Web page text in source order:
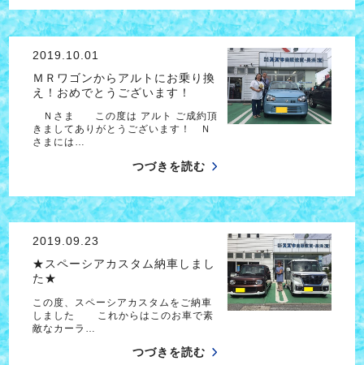
2019.10.01
ＭＲワゴンからアルトにお乗り換
え！おめでとうございます！
Ｎさま この度は アルト ご成約頂
きましてありがとうございます！ Ｎ
さまには…
つづきを読む
2019.09.23
★スペーシアカスタム納車しまし
た★
この度、スペーシアカスタムをご納車
しました これからはこのお車で素
敵なカーラ…
つづきを読む